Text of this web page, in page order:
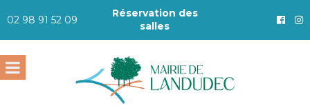
02 98 91 52 09
Réservation des
salles